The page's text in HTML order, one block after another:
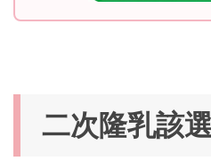
二次隆乳該